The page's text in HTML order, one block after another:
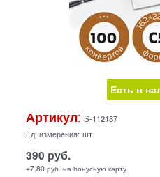
Есть в
Артикул: S-112187
Ед. измерения: шт
390 руб.
+7,80 руб. на бонусную карту